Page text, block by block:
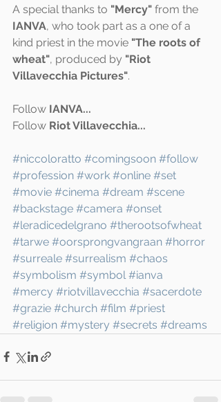
A special thanks to "Mercy" from the
IANVA, who took part as a one of a
kind priest in the movie "The roots of
wheat", produced by "Riot
Villavecchia Pictures".
Follow IANVA...
Follow Riot Villavecchia...
#niccoloratto #comingsoon #follow
#profession #work #online #set
#movie #cinema #dream #scene
#backstage #camera #onset
#leradicedelgrano #therootsofwheat
#tarwe #oorsprongvangraan #horror
#surreale #surrealism #chaos
#symbolism #symbol #ianva
#mercy #riotvillavecchia #sacerdote
#grazie #church #film #priest
#religion #mystery #secrets #dreams